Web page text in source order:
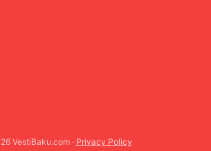
VestiBaku.com · Privacy Policy